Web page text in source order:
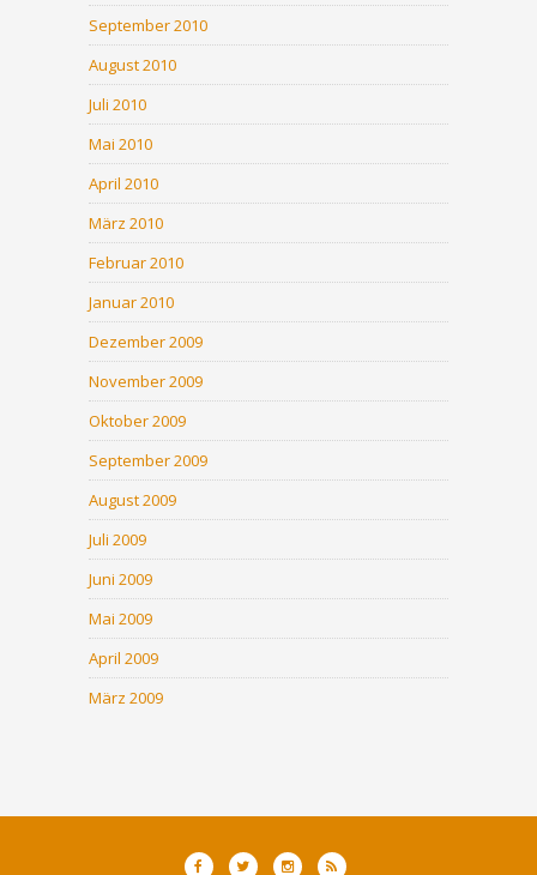
September 2010
August 2010
Juli 2010
Mai 2010
April 2010
März 2010
Februar 2010
Januar 2010
Dezember 2009
November 2009
Oktober 2009
September 2009
August 2009
Juli 2009
Juni 2009
Mai 2009
April 2009
März 2009